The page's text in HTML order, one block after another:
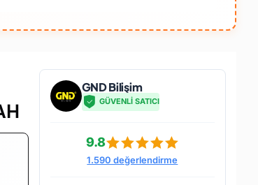
GND Bilişim
GÜVENLİ SATICI
9.8
1.590 değerlendirme